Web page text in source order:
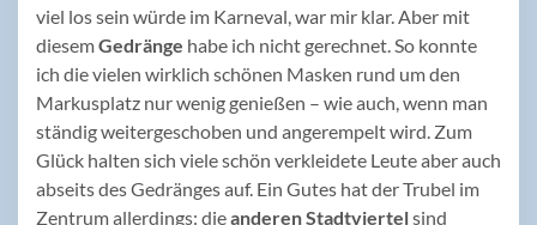
viel los sein würde im Karneval, war mir klar. Aber mit
diesemGedränge habe ich nicht gerechnet. So konnte
ich die vielen wirklich schönen Masken rund um den
Markusplatz nur wenig genießen – wie auch, wenn man
ständig weitergeschoben und angerempelt wird. Zum
Glück halten sich viele schön verkleidete Leute aber auch
abseits des Gedränges auf. Ein Gutes hat der Trubel im
Zentrum allerdings: dieanderen Stadtviertelsind